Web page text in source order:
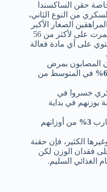
حقن الساكسندا
من النوع الثاني،
الصغار الأكبر
من 12 عامًا. هذه الدراسات استمرت على لأكثر من 56
على أي مادة فعالة
المصابون بمرض
في المتوسط من
خسروا في
بوزنهم في بداية
من أوزانهم
الكثير، فإن حقنة
فقدان الوزن لكن
الغذائي السليم.